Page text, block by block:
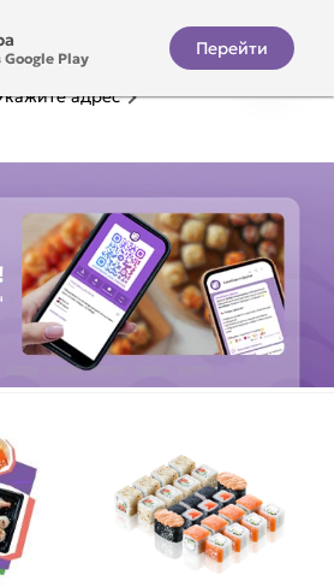
адрес
Google Play Перейти